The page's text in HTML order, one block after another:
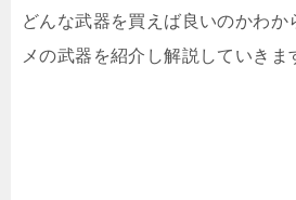
どんな武器を買えば良いのかわか
メの武器を紹介し解説していきま